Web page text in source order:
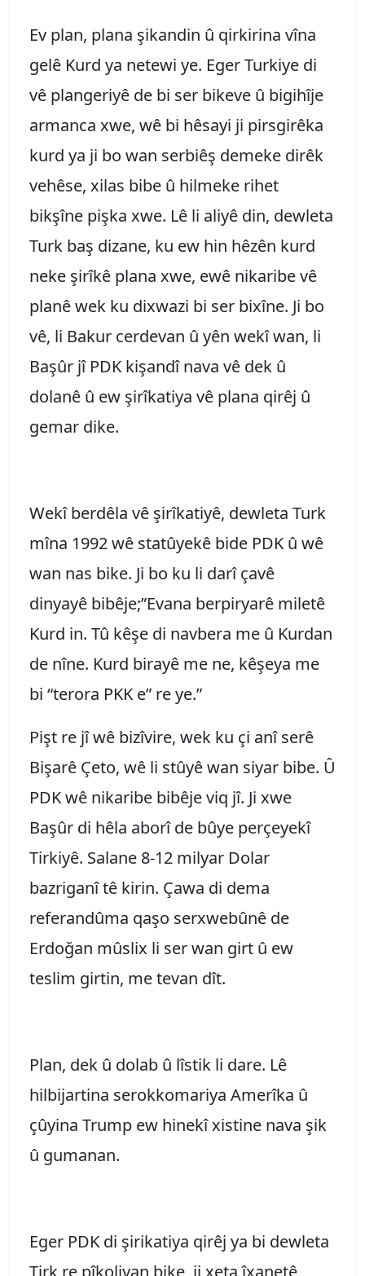
Ev plan, plana şikandin û qirkirina vîna
gelê Kurd ya netewi ye. Eger Turkiye di
vê plangeriyê de bi ser bikeve û bigihîje
armanca xwe, wê bi hêsayi ji pirsgirêka
kurd ya ji bo wan serbiêş demeke dirêk
vehêse, xilas bibe û hilmeke rihet
bikşîne pişka xwe. Lê li aliyê din, dewleta
Turk baş dizane, ku ew hin hêzên kurd
neke şirîkê plana xwe, ewê nikaribe vê
planê wek ku dixwazi bi ser bixîne. Ji bo
vê, li Bakur cerdevan û yên wekî wan, li
Başûr jî PDK kişandî nava vê dek û
dolanê û ew şirîkatiya vê plana qirêj û
gemar dike.
Wekî berdêla vê şirîkatiyê, dewleta Turk
mîna 1992 wê statûyekê bide PDK û wê
wan nas bike. Ji bo ku li darî çavê
dinyayê bibêje;”Evana berpiryarê miletê
Kurd in. Tû kêşe di navbera me û Kurdan
de nîne. Kurd birayê me ne, kêşeya me
bi “terora PKK e” re ye.”
Pişt re jî wê bizîvire, wek ku çi anî serê
Bişarê Çeto, wê li stûyê wan siyar bibe. Û
PDK wê nikaribe bibêje viq jî. Ji xwe
Başûr di hêla aborî de bûye perçeyekî
Tirkiyê. Salane 8-12 milyar Dolar
bazriganî tê kirin. Çawa di dema
referandûma qaşo serxwebûnê de
Erdoğan mûslix li ser wan girt û ew
teslim girtin, me tevan dît.
Plan, dek û dolab û lîstik li dare. Lê
hilbijartina serokkomariya Amerîka û
çûyina Trump ew hinekî xistine nava şik
û gumanan.
Eger PDK di şirikatiya qirêj ya bi dewleta
Tirk re pîkoliyan bike, ji xeta îxanetê